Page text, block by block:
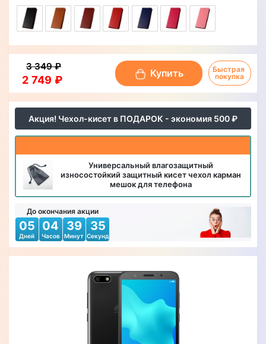
Акция! Чехол-кисет в ПОДАРОК - экономия 500 ₽
Универсальный влагозащитный
износостойкий защитный кисет чехол карман
мешок для телефона
До окончания акции
05
Дней
04
Часов
39
Минут
34
Секунд
2 749 ₽
3 349 ₽
Купить
Быстрая
покупка